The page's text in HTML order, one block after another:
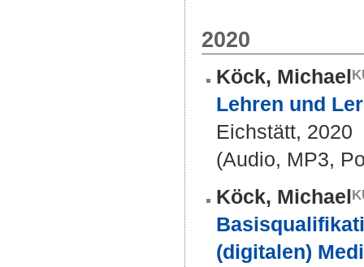
2020
Köck, Michael
Lehren und
Eichstätt, 2020
(Audio, MP3,
Köck, Michael
(digitalen)